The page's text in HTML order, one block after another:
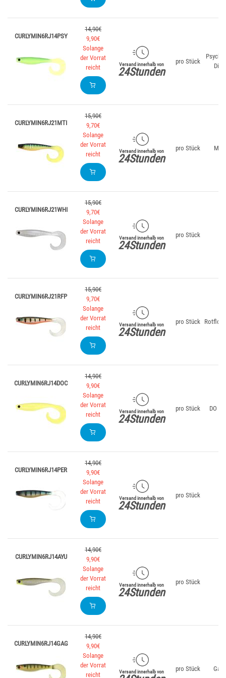
CURLYMIN6RJ14PSY
14,90€
9,90€
Solange
der Vorrat
reicht
Versand innerhalb von
24Stunden
pro Stück
CURLYMIN6RJ21MTI
15,90€
9,70€
Solange
der Vorrat
reicht
Versand innerhalb von
24Stunden
pro Stück
CURLYMIN6RJ21WHI
15,90€
9,70€
Solange
der Vorrat
reicht
Versand innerhalb von
24Stunden
pro Stück
CURLYMIN6RJ21RFP
15,90€
9,70€
Solange
der Vorrat
reicht
Versand innerhalb von
24Stunden
pro Stück
CURLYMIN6RJ14DOC
14,90€
9,90€
Solange
der Vorrat
reicht
Versand innerhalb von
24Stunden
pro Stück DO
CURLYMIN6RJ14PER
14,90€
9,90€
Solange
der Vorrat
reicht
Versand innerhalb von
24Stunden
pro Stück
CURLYMIN6RJ14AYU
14,90€
9,90€
Solange
der Vorrat
reicht
Versand innerhalb von
24Stunden
pro Stück
CURLYMIN6RJ14GAG
14,90€
9,90€
Solange
der Vorrat
reicht
Versand innerhalb von pro Stück